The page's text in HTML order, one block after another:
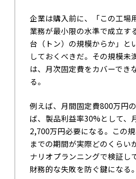
企業は購入前に、「この工場
業務が最小限の水準で成立す
台（トン）の規模からか」と
しておくべきだ。その規模未
は、月次固定費をカバーでき
る。
例えば、月間固定費800万円
ば、製品利益率30%として、
2,700万円必要になる。この
までの期間が実際どのくらい
ナリオプランニングで検証し
財務的な失敗を防ぐ鍵になる。